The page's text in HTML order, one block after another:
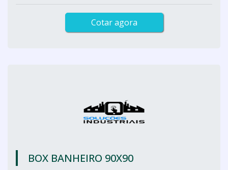
Cotar agora
BOX BANHEIRO 90X90